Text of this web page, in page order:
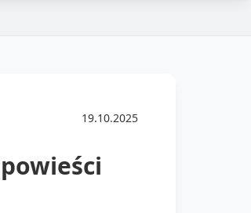
19.10.2025